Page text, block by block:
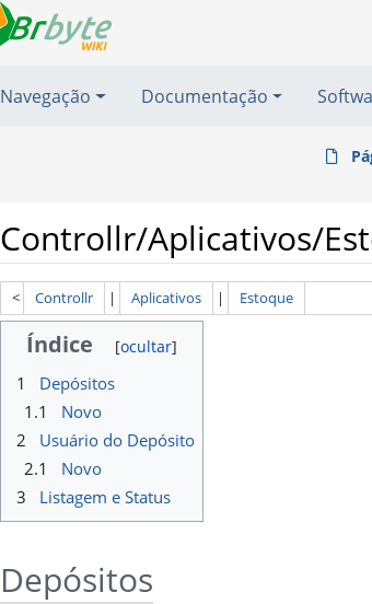
Navegação Documentação
Controllr/Aplicativos/
< Controllr ‎ | Aplicativos ‎ | Estoque
Ir para:navegação
Índice
1
Depósitos
1.1
Novo
2
Usuário do Depósito
2.1
Novo
3
Listagem e Status
Depósitos